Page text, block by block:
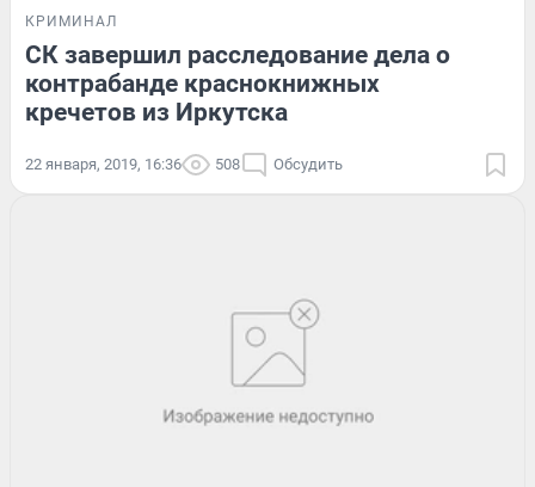
КРИМИНАЛ
СК завершил расследование дела о
контрабанде краснокнижных
кречетов из Иркутска
22 января, 2019, 16:36 508 Обсудить